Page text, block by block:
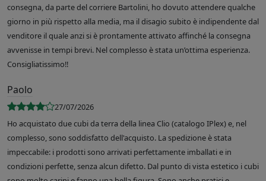
consegna, da parte del corriere Bartolini, ho dovuto attendere qualche
giorno in più rispetto alla media, ma il disagio subito è indipendente dal
venditore il quale anzi si è prontamente attivato affinché la consegna
avvenisse in tempi brevi. Nel complesso è stata un’ottima esperienza.
Consigliatissimo!!
Paolo
27/07/2026
Ho acquistato due cubi da terra della linea Clio (catalogo IPlex) e, nel
complesso, sono soddisfatto dell'acquisto. La spedizione è stata
impeccabile: i prodotti sono arrivati perfettamente imballati e in
condizioni perfette, senza alcun difetto. Dal punto di vista estetico i cubi